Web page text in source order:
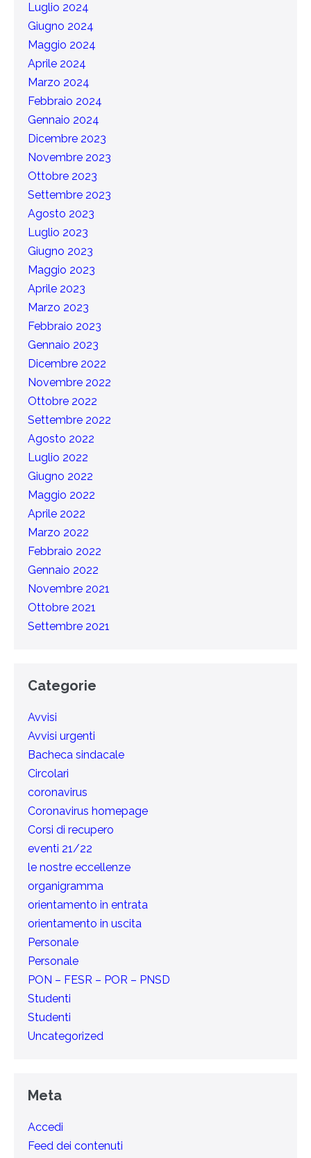
Luglio 2024
Giugno 2024
Maggio 2024
Aprile 2024
Marzo 2024
Febbraio 2024
Gennaio 2024
Dicembre 2023
Novembre 2023
Ottobre 2023
Settembre 2023
Agosto 2023
Luglio 2023
Giugno 2023
Maggio 2023
Aprile 2023
Marzo 2023
Febbraio 2023
Gennaio 2023
Dicembre 2022
Novembre 2022
Ottobre 2022
Settembre 2022
Agosto 2022
Luglio 2022
Giugno 2022
Maggio 2022
Aprile 2022
Marzo 2022
Febbraio 2022
Gennaio 2022
Novembre 2021
Ottobre 2021
Settembre 2021
Categorie
Avvisi
Avvisi urgenti
Bacheca sindacale
Circolari
coronavirus
Coronavirus homepage
Corsi di recupero
eventi 21/22
le nostre eccellenze
organigramma
orientamento in entrata
orientamento in uscita
Personale
Personale
PON – FESR – POR – PNSD
Studenti
Studenti
Uncategorized
Meta
Accedi
Feed dei contenuti